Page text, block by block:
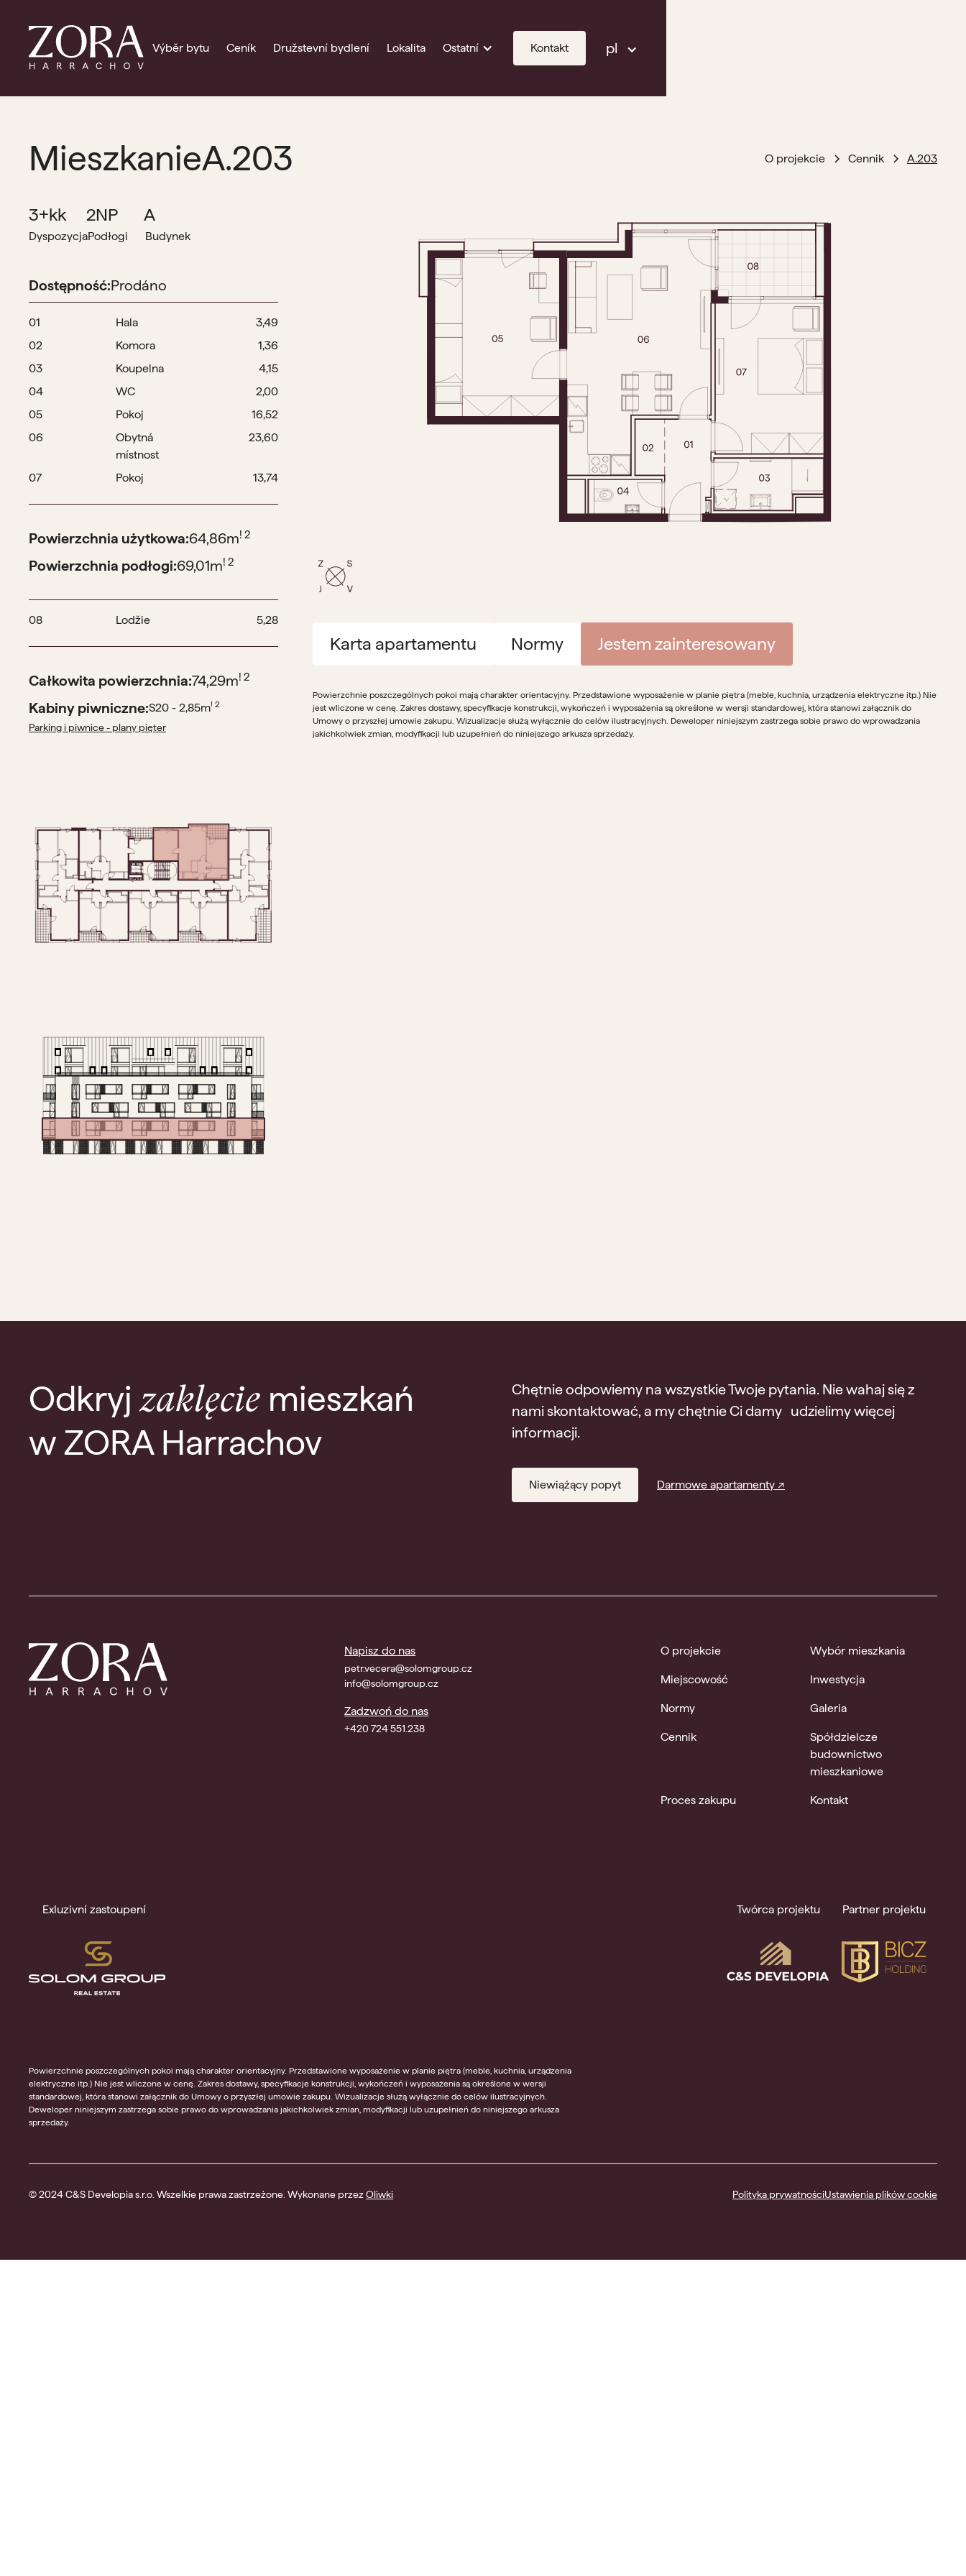
Výběr bytu Ceník Družstevní bydlení Lokalita Ostatní Kontakt pl
MieszkanieA.203 O projekcie Cennik A.203
3+kk 2NP A
DyspozycjaPodłogi Budynek
Dostępność:Prodáno
01 Hala
3,49
02
Komora
1,36
03
Koupelna
4,15
04
WC
2,00
05
Pokoj
16,52
06
Obytná
místnost
23,60
07 Pokoj 13,74
Powierzchnia użytkowa:64,86m! 2
Powierzchnia podłogi:69,01m! 2
08 Lodžie 5,28
Całkowita powierzchnia:74,29m! 2
Kabiny piwniczne:S20 - 2,85m! 2
Parking i piwnice - plany pięter
Karta apartamentu Normy Jestem zainteresowany
Powierzchnie poszczególnych pokoi mają charakter orientacyjny. Przedstawione wyposażenie w planie piętra (meble, kuchnia, urządzenia elektryczne itp.) Nie
jest wliczone w cenę. Zakres dostawy, specyfikacje konstrukcji, wykończeń i wyposażenia są określone w wersji standardowej, która stanowi załącznik do
Umowy o przyszłej umowie zakupu. Wizualizacje służą wyłącznie do celów ilustracyjnych. Deweloper niniejszym zastrzega sobie prawo do wprowadzania
jakichkolwiek zmian, modyfikacji lub uzupełnień do niniejszego arkusza sprzedaży.
Odkryjzaklęcie mieszkań
w ZORA Harrachov
Chętnie odpowiemy na wszystkie Twoje pytania. Nie wahaj się z
nami skontaktować, a my chętnie Ci damy udzielimy więcej
informacji.
Niewiążący popyt Darmowe apartamenty ↗
Napisz do nas
petr.vecera@solomgroup.cz
info@solomgroup.cz
Zadzwoń do nas
+420 724 551.238
O projekcie Wybór mieszkania
Miejscowość Inwestycja
Normy Galeria
Cennik
Spółdzielcze
budownictwo
mieszkaniowe
Proces zakupu Kontakt
Exluzivní zastoupení Twórca projektu Partner projektu
Powierzchnie poszczególnych pokoi mają charakter orientacyjny. Przedstawione wyposażenie w planie piętra (meble, kuchnia, urządzenia
elektryczne itp.) Nie jest wliczone w cenę. Zakres dostawy, specyfikacje konstrukcji, wykończeń i wyposażenia są określone w wersji
standardowej, która stanowi załącznik do Umowy o przyszłej umowie zakupu. Wizualizacje służą wyłącznie do celów ilustracyjnych.
Deweloper niniejszym zastrzega sobie prawo do wprowadzania jakichkolwiek zmian, modyfikacji lub uzupełnień do niniejszego arkusza
sprzedaży.
© 2024 C&S Developia s.r.o. Wszelkie prawa zastrzeżone. Wykonane przezOliwki Polityka prywatnościUstawienia plików cookie